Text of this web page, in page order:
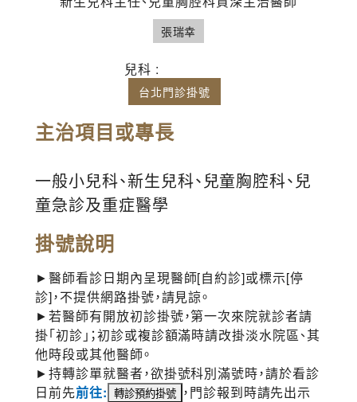
張瑞幸
兒科 :
台北門診掛號
主治項目或專長
一般小兒科、新生兒科、兒童胸腔科、兒
童急診及重症醫學
掛號說明
►醫師看診日期內呈現醫師[自約診]或標示[停
診]，不提供網路掛號，請見諒。
►若醫師有開放初診掛號，第一次來院就診者請
掛「初診」；初診或複診額滿時請改掛淡水院區、其
他時段或其他醫師。
►持轉診單就醫者，欲掛號科別滿號時，請於看診
日前先前往:
，門診報到時請先出示